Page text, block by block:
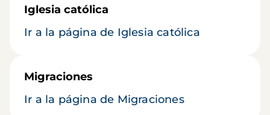
Iglesia católica
Ir a la página de Iglesia católica
Migraciones
Ir a la página de Migraciones